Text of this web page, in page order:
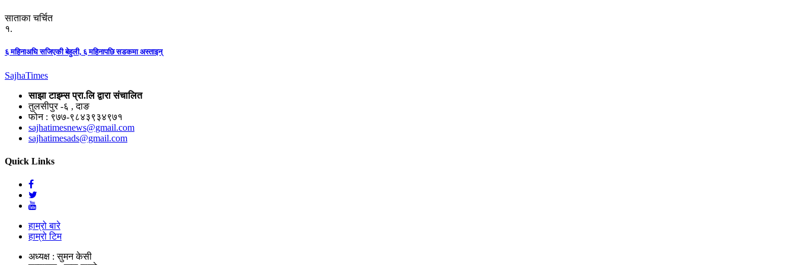
साताका चर्चित
१.
६ महिनाअघि सजिएकी बेहुली, ६ महिनापछि सडकमा अस्ताइन्
SajhaTimes
साझा टाइम्स प्रा.लि द्वारा संचालित
तुलसीपुर -६ , दाङ
फोन : ९७७-९८४३९३४९७१
sajhatimesnews@gmail.com
sajhatimesads@gmail.com
Quick Links
हाम्रो बारे
हाम्रो टिम
अध्यक्ष : सुमन केसी